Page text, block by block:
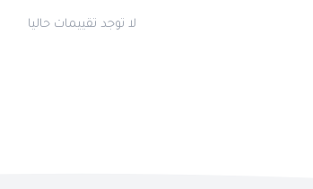
لا توجد تقييمات حاليا